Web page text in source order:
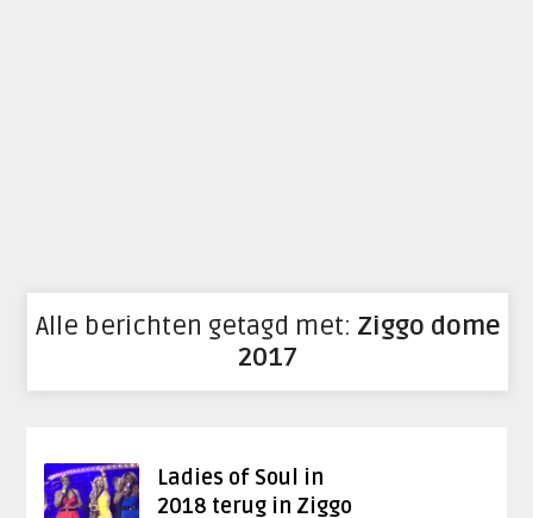
Alle berichten getagd met: Ziggo dome
2017
Ladies of Soul in
2018 terug in Ziggo